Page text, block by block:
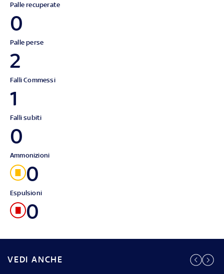
Palle recuperate
0
Palle perse
2
Falli Commessi
1
Falli subiti
0
Ammonizioni
0
Espulsioni
0
VEDI ANCHE